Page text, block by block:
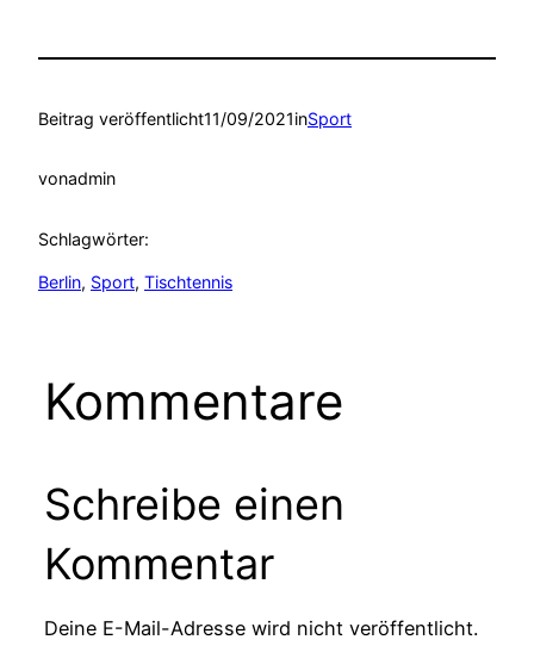
Beitrag veröffentlicht11/09/2021inSport
vonadmin
Schlagwörter:
Berlin, Sport, Tischtennis
Kommentare
Schreibe einen
Kommentar
Deine E-Mail-Adresse wird nicht veröffentlicht.